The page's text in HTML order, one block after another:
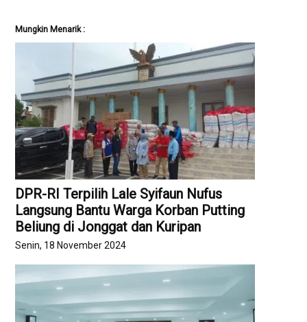
Mungkin Menarik :
DPR-RI Terpilih Lale Syifaun Nufus
Langsung Bantu Warga Korban Putting
Beliung di Jonggat dan Kuripan
Senin, 18 November 2024